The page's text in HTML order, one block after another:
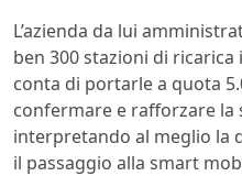
L’azienda da lui
ben 300 stazioni di
conta di portarle a quota
confermare e rafforzare la
interpretando al meglio la
il passaggio alla smart